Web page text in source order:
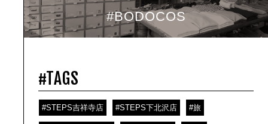
#BODOCOS
#TAGS
#STEPS吉祥寺店 #STEPS下北沢店 #旅